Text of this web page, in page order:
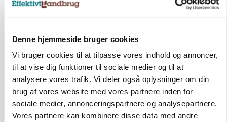
Denne hjemmeside bruger cookies
Vi bruger cookies til at tilpasse vores indhold og annoncer,
til at vise dig funktioner til sociale medier og til at
analysere vores trafik. Vi deler også oplysninger om din
brug af vores website med vores partnere inden for
sociale medier, annonceringspartnere og analysepartnere.
Vores partnere kan kombinere disse data med andre
»Nu stopper I«: Landbrugsdebattør og
protestgruppe vil demonstrere mod ny
gødskningslov
Annonce